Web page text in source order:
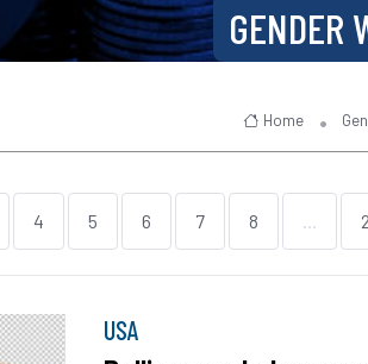
GENDER
Home
4 5 6 7 8 ...
USA